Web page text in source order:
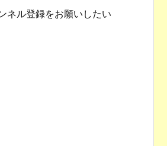
ネル登録をお願いしたい